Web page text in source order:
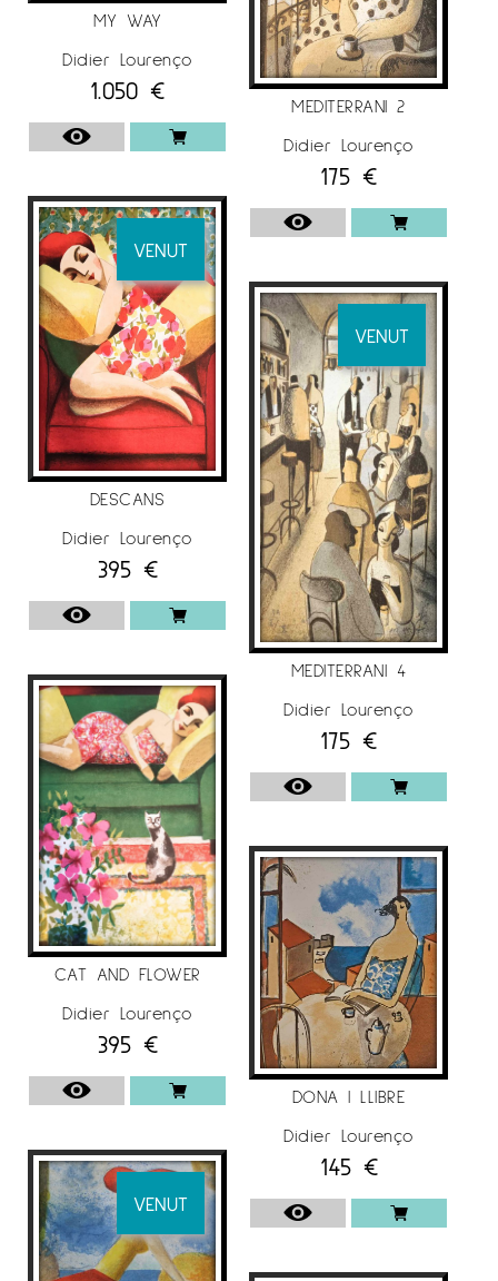
MY WAY
Didier Lourenço
1.050 €
VENUT
DESCANS
Didier Lourenço
395 €
CAT AND FLOWER
Didier Lourenço
395 €
VENUT
MEDITERRANI 2
Didier Lourenço
175 €
VENUT
MEDITERRANI 4
Didier Lourenço
175 €
DONA I LLIBRE
Didier Lourenço
145 €